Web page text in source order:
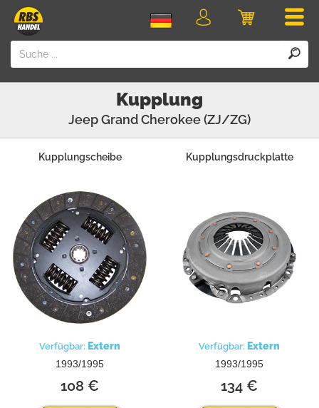
Login
Kupplung
JeepGrand Cherokee (ZJ/ZG)
Kupplungscheibe
Verfügbar: Extern
1993/1995
108 €
Kupplungsdruckplatte
Verfügbar: Extern
1993/1995
134 €